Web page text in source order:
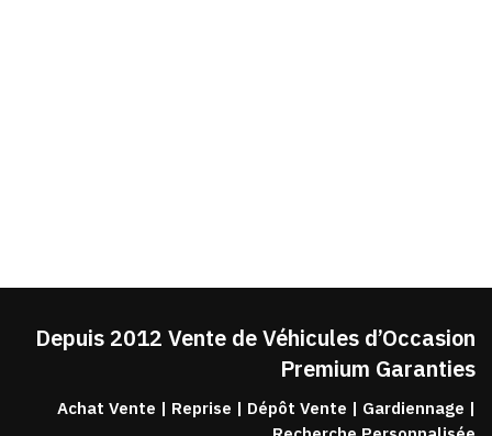
Depuis 2012 Vente de Véhicules d’Occasion
Premium Garanties
Achat Vente | Reprise | Dépôt Vente | Gardiennage |